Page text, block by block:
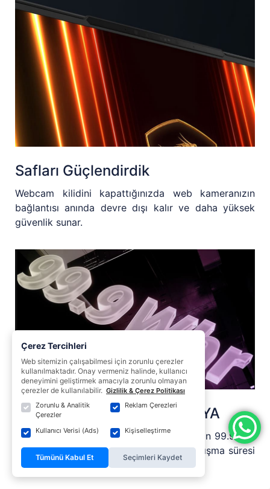
Safları Güçlendirdik
Webcam kilidini kapattığınızda web kameranızın
bağlantısı anında devre dışı kalır ve daha yüksek
güvenlik sunar.
TÜM GÜN ÇALIŞAN BATARYA
Uçuşlarda izin verilen maksimum sınır olan 99.9WHr
batarya kapasitesi ile çok daha uzun çalışma süresi
sunar.
Çerez Tercihleri
Web sitemizin çalışabilmesi için zorunlu çerezler
kullanılmaktadır. Onay vermeniz halinde, kullanıcı
deneyimini geliştirmek amacıyla zorunlu olmayan
çerezler de kullanılabilir. Gizlilik & Çerez Politikası
Zorunlu & Analitik
Çerezler
Reklam Çerezleri
Kullanıcı Verisi (Ads) Kişiselleştirme
Tümünü Kabul Et Seçimleri Kaydet